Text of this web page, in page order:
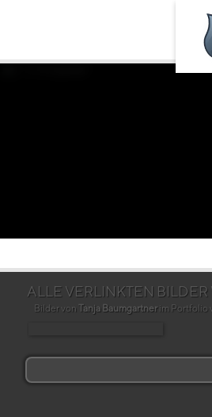
ALLE VERLINKTEN
Bilder von Tanja Baumgartnerim Portfolio